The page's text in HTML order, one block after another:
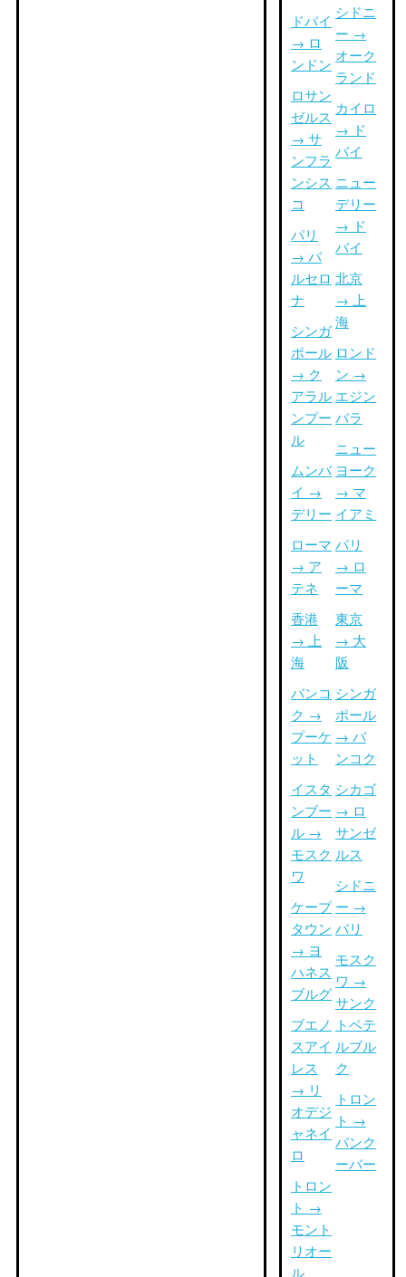
ドバイ
→ ロ
ンドン
ロサン
ゼルス
→ サ
ンフラ
ンシス
コ
パリ
→ バ
ルセロ
ナ
シンガ
ポール
→ ク
アラル
ンプー
ル
ムンバ
イ →
デリー
ローマ
→ ア
テネ
香港
→ 上
海
バンコ
ク →
プーケ
ット
イスタ
ンブー
ル →
モスク
ワ
ケープ
タウン
→ ヨ
ハネス
ブルグ
ブエノ
スアイ
レス
→ リ
オデジ
ャネイ
ロ
トロン
ト →
モント
リオー
ル
シドニ
ー →
オーク
ランド
カイロ
→ ド
バイ
ニュー
デリー
→ ド
バイ
北京
→ 上
海
ロンド
ン →
エジン
バラ
ニュー
ヨーク
→ マ
イアミ
パリ
→ ロ
ーマ
東京
→ 大
阪
シンガ
ポール
→ バ
ンコク
シカゴ
→ ロ
サンゼ
ルス
シドニ
ー →
バリ
モスク
ワ →
サンク
トペテ
ルブル
ク
トロン
ト →
バンク
ーバー